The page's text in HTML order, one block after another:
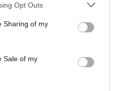
Opt Outs
Sharing of my
Sale of my
sanchista. Hazte
de La Mareta:
criminal”